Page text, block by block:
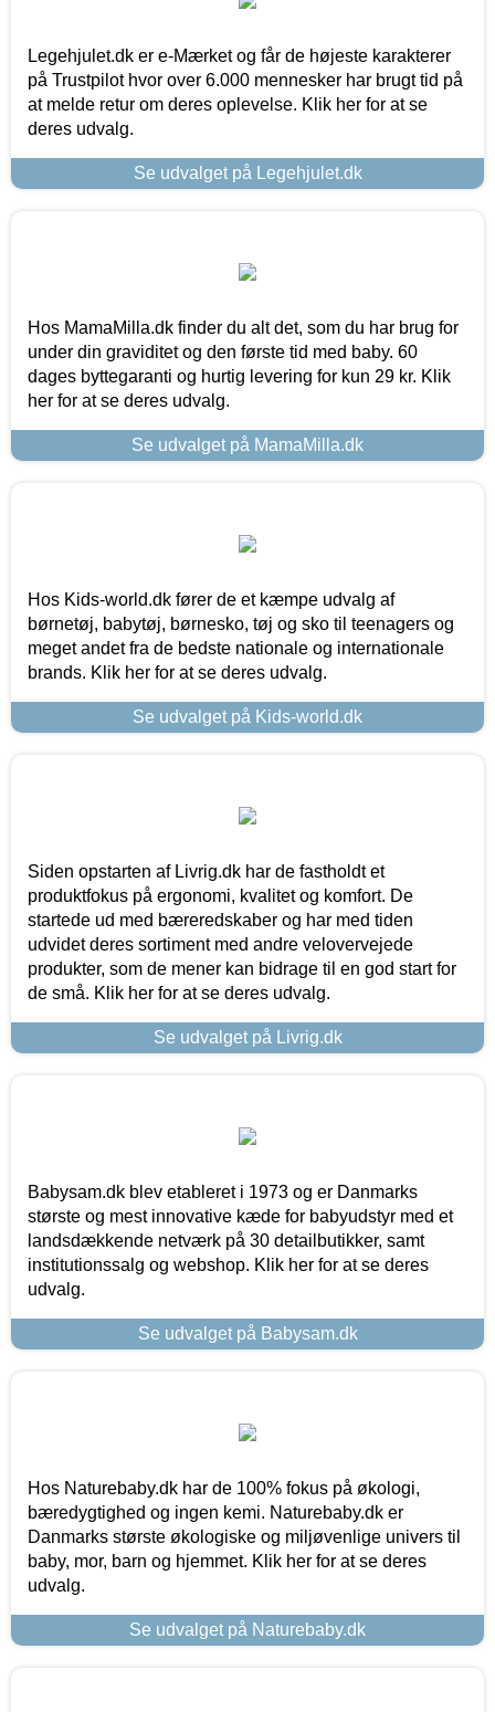
Legehjulet.dk er e-Mærket og får de højeste karakterer
på Trustpilot hvor over 6.000 mennesker har brugt tid på
at melde retur om deres oplevelse. Klik her for at se
deres udvalg.
Se udvalget på Legehjulet.dk
Hos MamaMilla.dk finder du alt det, som du har brug for
under din graviditet og den første tid med baby. 60
dages byttegaranti og hurtig levering for kun 29 kr. Klik
her for at se deres udvalg.
Se udvalget på MamaMilla.dk
Hos Kids-world.dk fører de et kæmpe udvalg af
børnetøj, babytøj, børnesko, tøj og sko til teenagers og
meget andet fra de bedste nationale og internationale
brands. Klik her for at se deres udvalg.
Se udvalget på Kids-world.dk
Siden opstarten af Livrig.dk har de fastholdt et
produktfokus på ergonomi, kvalitet og komfort. De
startede ud med bæreredskaber og har med tiden
udvidet deres sortiment med andre velovervejede
produkter, som de mener kan bidrage til en god start for
de små. Klik her for at se deres udvalg.
Se udvalget på Livrig.dk
Babysam.dk blev etableret i 1973 og er Danmarks
største og mest innovative kæde for babyudstyr med et
landsdækkende netværk på 30 detailbutikker, samt
institutionssalg og webshop. Klik her for at se deres
udvalg.
Se udvalget på Babysam.dk
Hos Naturebaby.dk har de 100% fokus på økologi,
bæredygtighed og ingen kemi. Naturebaby.dk er
Danmarks største økologiske og miljøvenlige univers til
baby, mor, barn og hjemmet. Klik her for at se deres
udvalg.
Se udvalget på Naturebaby.dk